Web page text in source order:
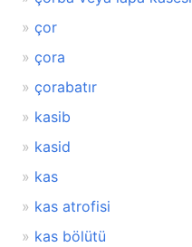
çor
çora
çorabatır
kasib
kasid
kas
kas atrofisi
kas bölütü